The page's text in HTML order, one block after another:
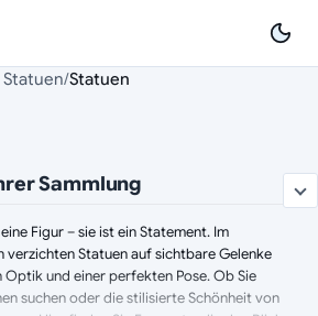
Statuen/Statuen
Sammlung
Figur – sie ist ein Statement. Im
Statuen auf sichtbare Gelenke
Optik und einer perfekten Pose. Ob Sie
suchen oder die stilisierte Schönheit von